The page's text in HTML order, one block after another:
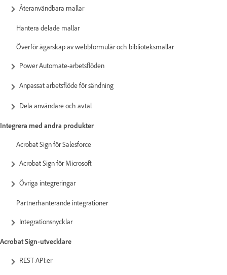
Återanvändbara mallar
Hantera delade mallar
Överför ägarskap av webbformulär och biblioteksmallar
Power Automate-arbetsflöden
Anpassat arbetsflöde för sändning
Dela användare och avtal
Integrera med andra produkter
Acrobat Sign för Salesforce
Acrobat Sign för Microsoft
Övriga integreringar
Partnerhanterande integrationer
Integrationsnycklar
Acrobat Sign-utvecklare
REST-API:er